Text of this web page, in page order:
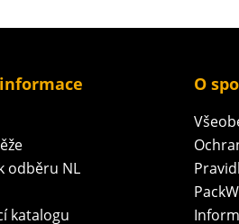
odběru NL
katalogu
O